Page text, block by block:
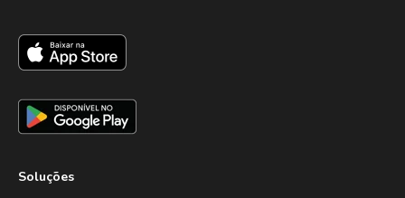
Soluções